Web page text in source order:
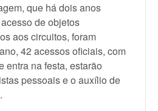
que há dois anos
de objetos
aos circuitos, foram
42 acessos oficiais, com
entra na festa, estarão
pessoais e o auxílio de